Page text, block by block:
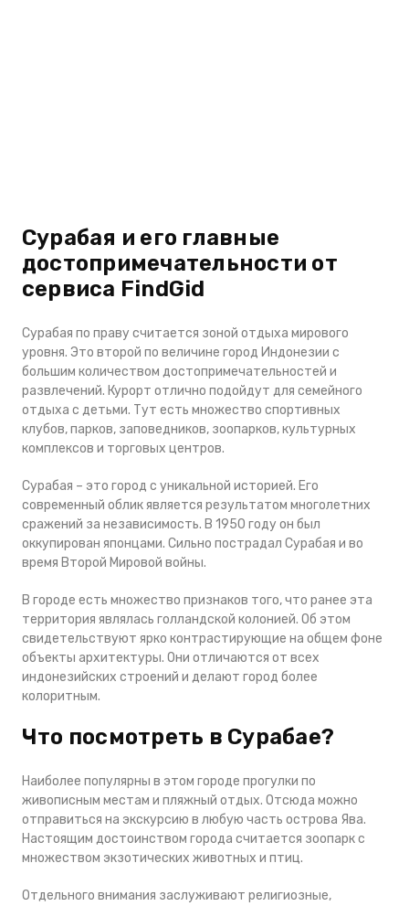
Сурабая и его главные
достопримечательности от
сервиса FindGid
Сурабая по праву считается зоной отдыха мирового
уровня. Это второй по величине город Индонезии с
большим количеством достопримечательностей и
развлечений. Курорт отлично подойдут для семейного
отдыха с детьми. Тут есть множество спортивных
клубов, парков, заповедников, зоопарков, культурных
комплексов и торговых центров.
Сурабая – это город с уникальной историей. Его
современный облик является результатом многолетних
сражений за независимость. В 1950 году он был
оккупирован японцами. Сильно пострадал Сурабая и во
время Второй Мировой войны.
В городе есть множество признаков того, что ранее эта
территория являлась голландской колонией. Об этом
свидетельствуют ярко контрастирующие на общем фоне
объекты архитектуры. Они отличаются от всех
индонезийских строений и делают город более
колоритным.
Что посмотреть в Сурабае?
Наиболее популярны в этом городе прогулки по
живописным местам и пляжный отдых. Отсюда можно
отправиться на экскурсию в любую часть острова Ява.
Настоящим достоинством города считается зоопарк с
множеством экзотических животных и птиц.
Отдельного внимания заслуживают религиозные,